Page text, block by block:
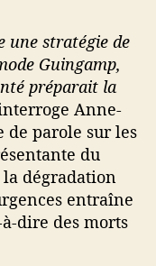
s
i
n
d
i
g
n
e
d
e
une stratégie de
Guingamp,
préparait la
Anne-
de parole sur les
du
la dégradation
entraîne
à-dire des morts